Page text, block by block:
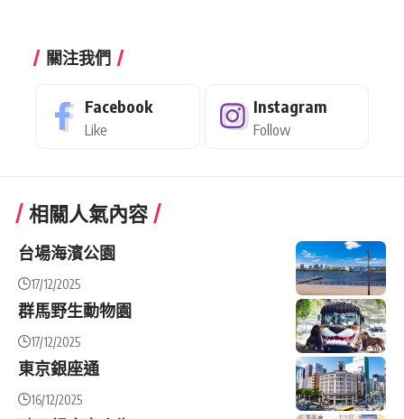
關注我們
Facebook
Like
Instagram
Follow
相關人氣內容
台場海濱公園
17/12/2025
群馬野生動物園
17/12/2025
東京銀座通
16/12/2025